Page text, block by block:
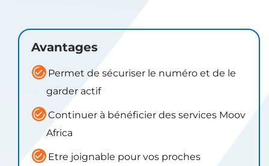
Avantages
Permet de sécuriser le numéro et de le
garder actif
Continuer à bénéficier des services Moov
Africa
Etre joignable pour vos proches